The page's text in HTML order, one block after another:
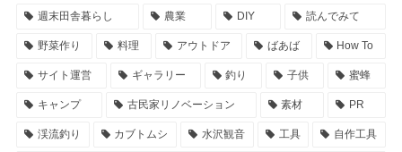
週末田舎暮らし 農業 DIY 読んでみて
野菜作り 料理 アウトドア ばあば How To
サイト運営 ギャラリー 釣り 子供 蜜蜂
キャンプ 古民家リノベーション 素材 PR
渓流釣り カブトムシ 水沢観音 工具 自作工具